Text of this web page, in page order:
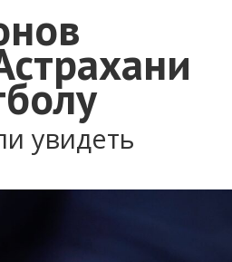
увидеть